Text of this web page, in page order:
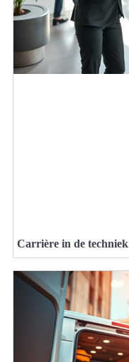
Carrière in de techniek